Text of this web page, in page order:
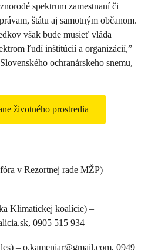
spektrum zamestnaní či
štátu aj samotným občanom.
však bude musieť vláda
ľudí inštitúcií a organizácií,”
ochranárskeho snemu,
životného prostredia
v Rezortnej rade MŽP) –
Klimatickej koalície) –
, 0905 515 934
– o.kameniar@gmail.com, 0949